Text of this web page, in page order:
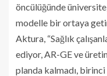
öncülüğünde
modelle bir ortaya
Aktura, “Sağlık
ediyor, AR-GE ve
planda kalmadı, birinci